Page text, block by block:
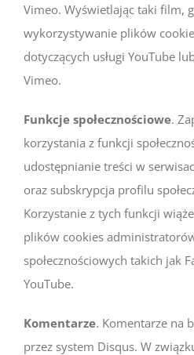
Vimeo. Wyświetlając taki film,
wykorzystywanie plików
dotyczących usługi YouTube
Vimeo.
Funkcje społecznościowe.
korzystania z funkcji
udostępnianie treści w
oraz subskrypcja profilu
Korzystanie z tych funkcji
plików cookies
społecznościowych takich jak
YouTube.
Komentarze. Komentarze na
przez system Disqus. W